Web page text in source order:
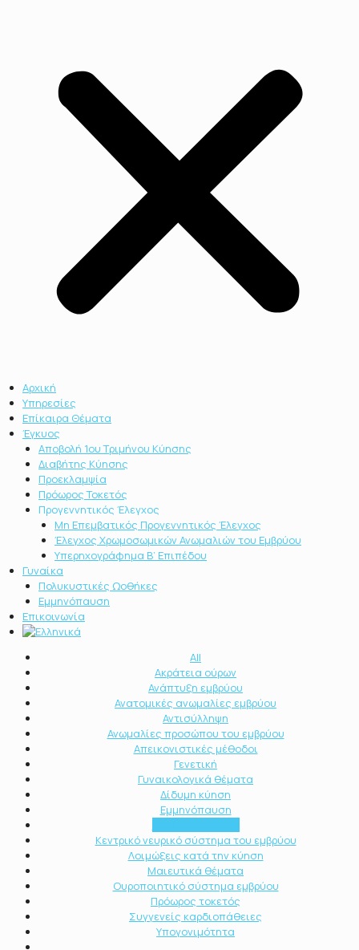
Αρχική
Υπηρεσίες
Επίκαιρα Θέματα
Έγκυος
Αποβολή 1ου Τριμήνου Κύησης
Διαβήτης Κύησης
Προεκλαμψία
Πρόωρος Τοκετός
Προγεννητικός Έλεγχος
Μη Επεμβατικός Προγεννητικός Έλεγχος
Έλεγχος Χρωμοσωμικών Ανωμαλιών του Εμβρύου
Υπερηχογράφημα Β’ Επιπέδου
Γυναίκα
Πολυκυστικές Ωοθήκες
Εμμηνόπαυση
Επικοινωνία
All
Ακράτεια ούρων
Ανάπτυξη εμβρύου
Ανατομικές ανωμαλίες εμβρύου
Αντισύλληψη
Ανωμαλίες προσώπου του εμβρύου
Απεικονιστικές μέθοδοι
Γενετική
Γυναικολογικά θέματα
Δίδυμη κύηση
Εμμηνόπαυση
Κεντρικό νευρικό σύστημα του εμβρύου
Λοιμώξεις κατά την κύηση
Μαιευτικά θέματα
Ουροποιητικό σύστημα εμβρύου
Πρόωρος τοκετός
Συγγενείς καρδιοπάθειες
Υπογονιμότητα